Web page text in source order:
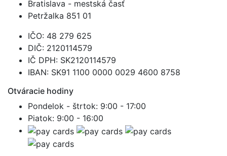
Bratislava - mestská časť
Petržalka 851 01
IČO: 48 279 625
DIČ: 2120114579
IČ DPH: SK2120114579
IBAN: SK91 1100 0000 0029 4600 8758
Otváracie hodiny
Pondelok - štrtok: 9:00 - 17:00
Piatok: 9:00 - 16:00